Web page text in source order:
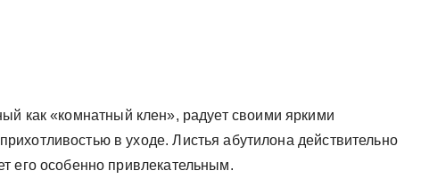
как «комнатный клен», радует своими яркими
в уходе. Листья абутилона действительно
его особенно привлекательным.